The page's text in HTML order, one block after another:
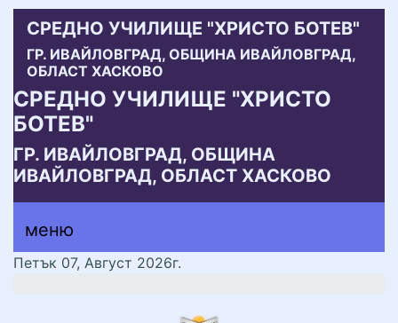
СРЕДНО УЧИЛИЩЕ "ХРИСТО БОТЕВ"
ГР. ИВАЙЛОВГРАД, ОБЩИНА ИВАЙЛОВГРАД,
ОБЛАСТ ХАСКОВО
СРЕДНО УЧИЛИЩЕ "ХРИСТО
БОТЕВ"
ГР. ИВАЙЛОВГРАД, ОБЩИНА
ИВАЙЛОВГРАД, ОБЛАСТ ХАСКОВО
меню горно
меню
меню
Петък 07, Август 2026г.